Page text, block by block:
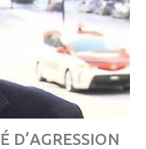
D’AGRESSION